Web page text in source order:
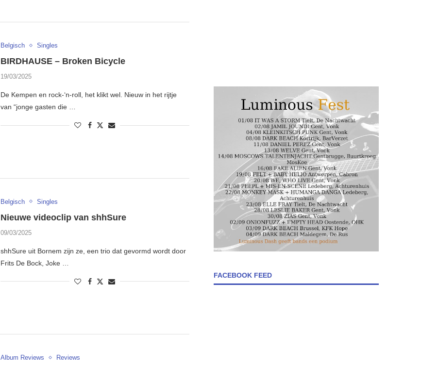
Belgisch Singles
BIRDHAUSE – Broken Bicycle
19/03/2025
De Kempen en rock-‘n-roll, het klikt wel. Nieuw in het rijtje
van “jonge gasten die …
Belgisch Singles
Nieuwe videoclip van shhSure
09/03/2025
shhSure uit Bornem zijn ze, een trio dat gevormd wordt door
Frits De Bock, Joke …
Album Reviews Reviews
FACEBOOK FEED